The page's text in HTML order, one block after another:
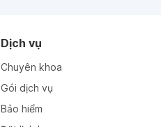
Dịch vụ
Chuyên khoa
Gói dịch vụ
Bảo hiểm